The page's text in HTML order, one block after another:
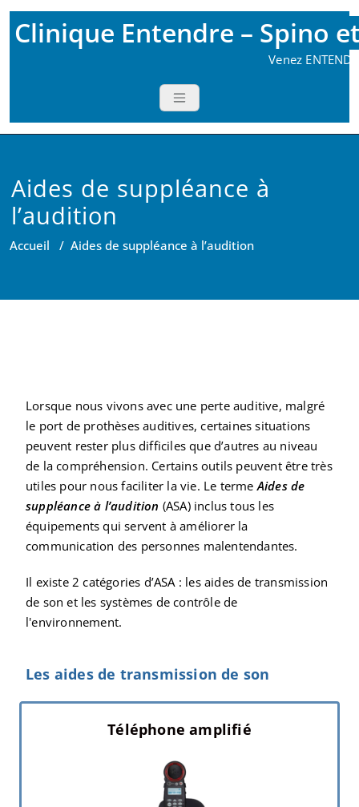
Skip
content
Clinique Entendre – Spino
Venez
Aides de suppléance à
l’audition
Accueil / Aides de suppléance à l’audition
Lorsque nous vivons avec une perte auditive, malgré
le port de prothèses auditives, certaines situations
peuvent rester plus difficiles que d’autres au niveau
de la compréhension. Certains outils peuvent être très
utiles pour nous faciliter la vie. Le termeAides de
suppléance à l’audition (ASA) inclus tous les
équipements qui servent à améliorer la
communication des personnes malentendantes.
Il existe 2 catégories d’ASA : les aides de transmission
de son et les systèmes de contrôle de
l'environnement.
Les aides de transmission de son
Téléphone amplifié